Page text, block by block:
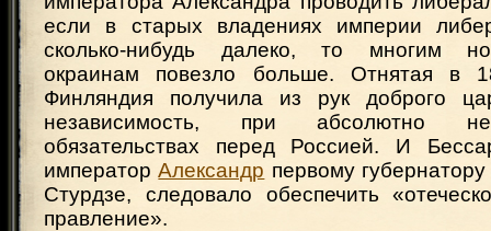
если в старых владениях империи
сколько-нибудь далеко, то многим
окраинам повезло больше. Отнятая в
Финляндия получила из рук доброго
независимость, при абсолютно
обязательствах перед Россией. И
императорАлександр первому
Стурдзе, следовало обеспечить
правление».